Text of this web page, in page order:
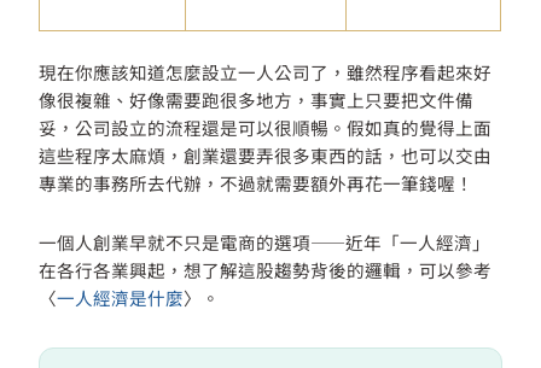
現在你應該知道怎麼設立一人公司了，雖然程序看起來好
像很複雜、好像需要跑很多地方，事實上只要把文件備
妥，公司設立的流程還是可以很順暢。假如真的覺得上面
這些程序太麻煩，創業還要弄很多東西的話，也可以交由
專業的事務所去代辦，不過就需要額外再花一筆錢喔！
一個人創業早就不只是電商的選項——近年「一人經濟」
在各行各業興起，想了解這股趨勢背後的邏輯，可以參考
〈一人經濟是什麼〉。